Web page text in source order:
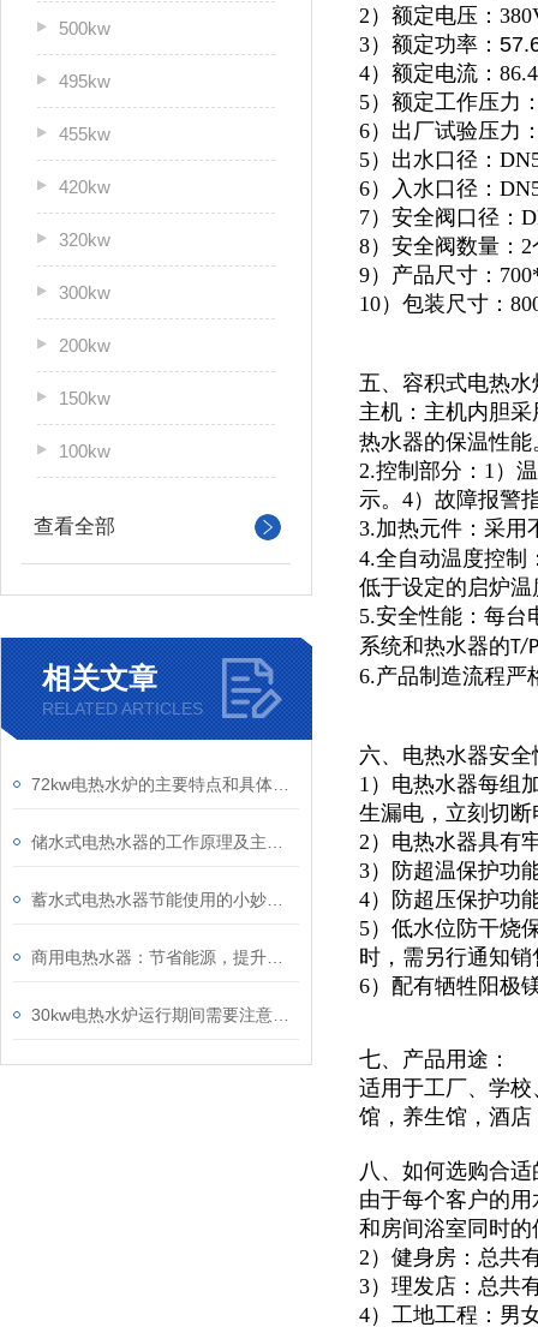
500kw
495kw
455kw
420kw
320kw
300kw
200kw
150kw
100kw
查看全部
相关文章
RELATED ARTICLES
2）额定电压：
3）额定功率：
4）额定电流：
5）额定工作压力
6）出厂试验压力
5）出水口径：
6）入水口径：
7）安全阀口径：
8）安全阀数量：2
9）产品尺寸：
10）包装尺寸：
五、容积式电热
主机：主机内胆
热水器的保温性能
2.控制部分：1）
示。4）故障报警
3.加热元件：采用
4.全自动温度控制
低于设定的启炉
5.安全性能：每台
系统和热水器的T/P
6.产品制造流程严
六、电热水器安全
1）电热水器每组
生漏电，立刻切
2）电热水器具有
3）防超温保护功
4）防超压保护功
5）低水位防干烧
时，需另行通知
6）配有牺牲阳极
七、产品用途：
适用于工厂、学
馆， 养生馆，酒
八、如何选购合
由于每个客户的
和房间浴室同时的
2）健身房：总共
3）理发店：总共
4）工地工程：男